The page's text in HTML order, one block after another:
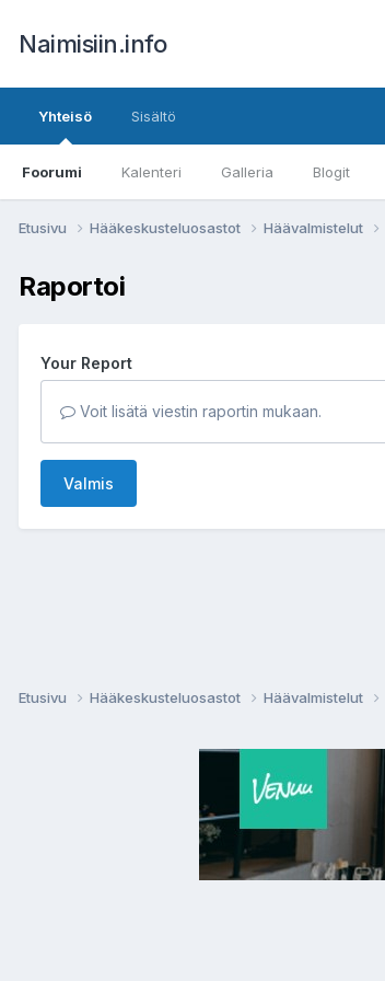
Naimisiin.info
Yhteisö
Foorumi Kalenteri Galleria Blogit
Sisältö
Etusivu Hääkeskusteluosastot Häävalmistelut
Raportoi
Your Report
Voit lisätä viestin raportin mukaan.
Valmis
Etusivu Hääkeskusteluosastot Häävalmistelut